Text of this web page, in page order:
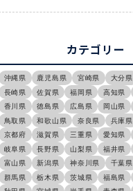
カテゴリー
沖縄県 鹿児島県 宮崎県 大分県
長崎県
佐賀県 福岡県 高知県
香川県
徳島県 広島県 岡山県
鳥取県
和歌山県 奈良県 兵庫県
京都府
滋賀県 三重県 愛知県
岐阜県
長野県 山梨県 福井県
富山県
新潟県 神奈川県 千葉県
群馬県
栃木県 茨城県 福島県